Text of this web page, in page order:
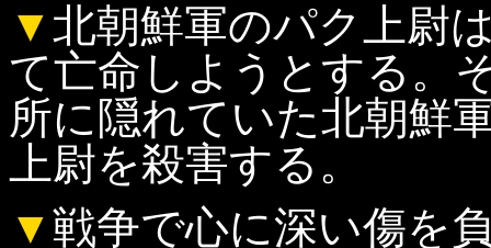
▼北朝鮮軍のパク上尉
て亡命しようとする。
所に隠れていた北朝鮮
上尉を殺害する。
▼戦争で心に深い傷を